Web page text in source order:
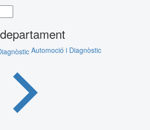
Automoció i Diagnòstic